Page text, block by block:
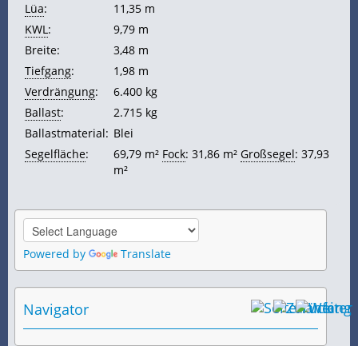
Lüa:
11,35 m
KWL:
9,79 m
Breite:
3,48 m
Tiefgang:
1,98 m
Verdrängung:
6.400 kg
Ballast:
2.715 kg
Ballastmaterial: Blei
Segelfläche: 69,79 m² Fock: 31,86 m² Großsegel: 37,93
m²
Powered by Translate
Navigator